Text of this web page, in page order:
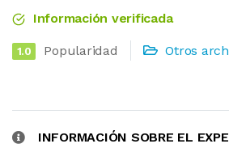
Información verificada
1.0 Popularidad Otros
INFORMACIÓN SOBRE EL